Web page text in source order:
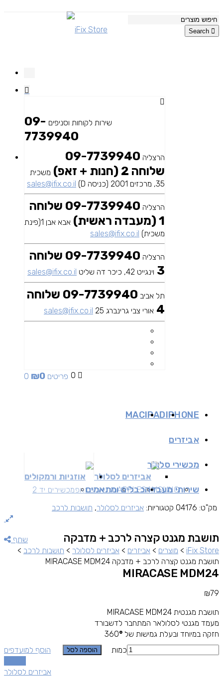
Search
שירות לקוחות וסניפים 09-
7739940
הרצליה 09-7739940
שלוחה 2 (חנות + זאפ)
משכית
35, מרכזים 2001 (כניסה D)
sales@ifix.co.il
הרצליה
09-7739940 שלוחה
1 (מעבדה ראשית)
אבא אבן 1(פינת
משכית) sales@ifix.co.il
הרצליה
09-7739940 שלוחה
3 וינגייט 42, כיכר דה שליט sales@ifix.co.il
תל אביב
09-7739940 שלוחה
4 אורי צבי גרינברג 25 sales@ifix.co.il
0 0 פריטים ₪0
IPHONE
IPAD
MAC
אביזרים
אביזרים לסלולר אוזניות ורמקולים
מכשירי סלולר
SAMSUNG
APPLEמכשירים זאפמכשירים יד 2 שירותי מעבדהכבלים ומתאמים
שתף
iFix Store
> מוצרים > אביזרים > אביזרים לסלולר > תושבות לרכב >
תושבת מגנט קצרה לרכב + מדבקה MIRACASE MDM24
תושבת מגנט קצרה לרכב + מדבקה
MIRACASE MDM24
₪79
תושבת מגנטית MIRACASE MDM24
מעמד מגנטי לסלולאר המתחבר לדשבורד
חזקה במיוחד ובעלת גמישות של 360 °
כמות
הוספה לסל
הוסף למועדפים
מק"ט: 04176 קטגוריות: אביזרים לסלולר, תושבות לרכב
אביזרים לסלולר